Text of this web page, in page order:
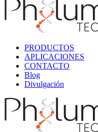
PRODUCTOS
APLICACIONES
CONTACTO
Blog
Divulgación